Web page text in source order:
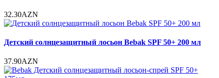
32.30AZN
Детский солнцезащитный лосьон Bebak SPF 50+ 200 мл
37.90AZN